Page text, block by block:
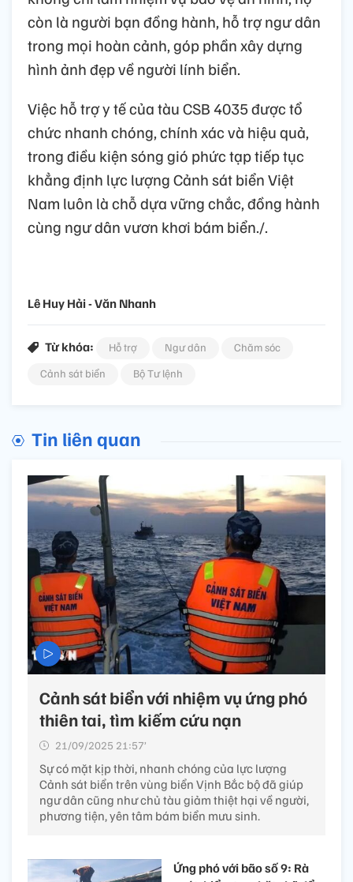
còn là người bạn đồng hành, hỗ trợ ngư dân
trong mọi hoàn cảnh, góp phần xây dựng
hình ảnh đẹp về người lính biển.
Việc hỗ trợ y tế của tàu CSB 4035 được tổ
chức nhanh chóng, chính xác và hiệu quả,
trong điều kiện sóng gió phức tạp tiếp tục
khẳng định lực lượng Cảnh sát biển Việt
Nam luôn là chỗ dựa vững chắc, đồng hành
cùng ngư dân vươn khơi bám biển./.
Lê Huy Hải - Văn Nhanh
Từ khóa: Hỗ trợ Ngư dân
Chăm sóc
Cảnh sát biển
Bộ Tư lệnh
Tin liên quan
Cảnh sát biển với nhiệm vụ ứng phó
thiên tai, tìm kiếm cứu nạn
21/09/2025 21:57’
Sự có mặt kịp thời, nhanh chóng của lực lượng
Cảnh sát biển trên vùng biển Vịnh Bắc bộ đã giúp
ngư dân cũng như chủ tàu giảm thiệt hại về người,
phương tiện, yên tâm bám biển mưu sinh.
Ứng phó với bão số 9: Rà